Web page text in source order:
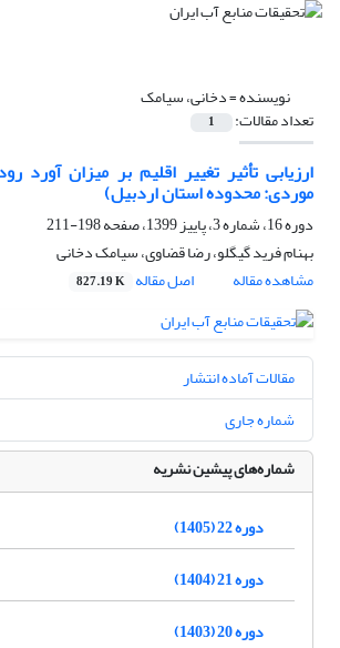
نویسنده =دخانی، سیامک
تعداد مقالات: 1
ارزیابی تأثیر تغییر اقلیم بر میزان آورد
موردی: محدوده استان اردبیل)
دوره 16، شماره 3، پاییز 1399، صفحه
198-211
بهنام فرید گیگلو، رضا قضاوی، سیامک دخانی
مشاهده مقاله
اصل مقاله 827.19 K
مقالات آماده انتشار
شماره جاری
شماره‌های پیشین نشریه
دوره 22 (1405)
دوره 21 (1404)
دوره 20 (1403)